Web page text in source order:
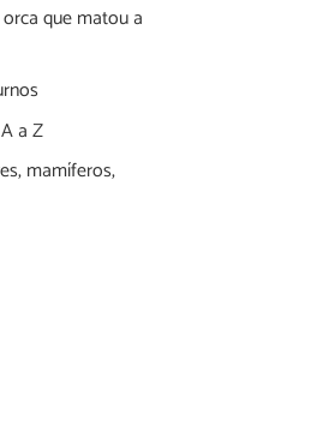
que matou a
a Z
mamíferos,